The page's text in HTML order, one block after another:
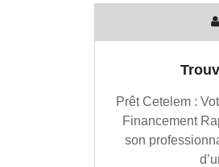
Prêt Cetelem :
Financement
son